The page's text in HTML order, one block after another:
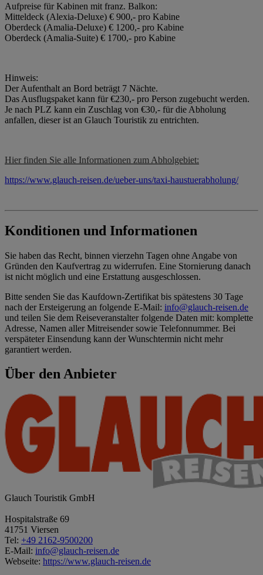
Aufpreise für Kabinen mit franz. Balkon:
Mitteldeck (Alexia-Deluxe) € 900,- pro Kabine
Oberdeck (Amalia-Deluxe) € 1200,- pro Kabine
Oberdeck (Amalia-Suite) € 1700,- pro Kabine
Hinweis:
Der Aufenthalt an Bord beträgt 7 Nächte.
Das Ausflugspaket kann für €230,- pro Person zugebucht werden.
Je nach PLZ kann ein Zuschlag von €30,- für die Abholung
anfallen, dieser ist an Glauch Touristik zu entrichten.
Hier finden Sie alle Informationen zum Abholgebiet:
https://www.glauch-reisen.de/ueber-uns/taxi-haustuerabholung/
Konditionen und Informationen
Sie haben das Recht, binnen vierzehn Tagen ohne Angabe von
Gründen den Kaufvertrag zu widerrufen. Eine Stornierung danach
ist nicht möglich und eine Erstattung ausgeschlossen.
Bitte senden Sie das Kaufdown-Zertifikat bis spätestens 30 Tage
nach der Ersteigerung an folgende E-Mail: info@glauch-reisen.de
und teilen Sie dem Reiseveranstalter folgende Daten mit: komplette
Adresse, Namen aller Mitreisender sowie Telefonnummer. Bei
verspäteter Einsendung kann der Wunschtermin nicht mehr
garantiert werden.
Über den Anbieter
Glauch Touristik GmbH
Hospitalstraße 69
41751 Viersen
Tel: +49 2162-9500200
E-Mail: info@glauch-reisen.de
Webseite: https://www.glauch-reisen.de
Leaflet